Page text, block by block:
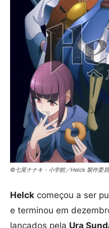
©七尾ナナキ・小学館／Helck 製作委
Helck começou a ser
e terminou em
lançados pela Ura